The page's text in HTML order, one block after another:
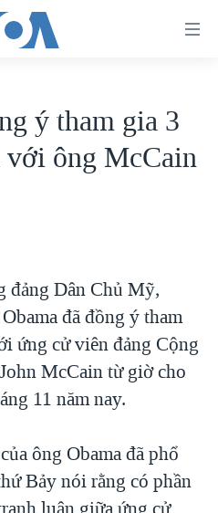
CỦA MỸ: QUÁ KHỨ VÀ HIỆN
DẢI GAZA
ý tham gia 3
với ông McCain
đảng Dân Chủ Mỹ,
đã đồng ý tham
ứng cử viên đảng Cộng
McCain từ giờ cho
11 năm nay.
ông Obama đã phổ
Bảy nói rằng có phần